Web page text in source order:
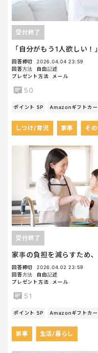
「自分がもう1人欲しい
受付終了
回答締切
2026.04.04 23:59
回答方法
自由記述
プレゼント方法
メール
50
ポイント 5P Amazonギフトカ
しつけ/育児 家事 そ
家事の負担を減らすため
受付終了
回答締切
2026.04.02 23:59
回答方法
自由記述
プレゼント方法
メール
51
ポイント 5P Amazonギフトカ
家事 生活/暮らし